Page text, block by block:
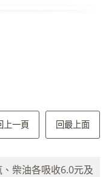
上一頁 回最上面
柴油各吸收6.0元及